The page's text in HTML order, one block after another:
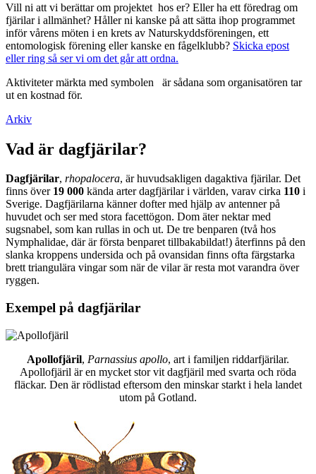
Vill ni att vi berättar om projektet hos er? Eller ha ett föredrag om
fjärilar i allmänhet? Håller ni kanske på att sätta ihop programmet
inför vårens möten i en krets av Naturskyddsföreningen, ett
entomologisk förening eller kanske en fågelklubb? Skicka epost
eller ring så ser vi om det går att ordna.
Aktiviteter märkta med symbolen
är sådana som organisatören tar
ut en kostnad för.
Arkiv
Vad är dagfjärilar?
Dagfjärilar, rhopalocera, är huvudsakligen dagaktiva fjärilar. Det
finns över 19 000 kända arter dagfjärilar i världen, varav cirka 110 i
Sverige. Dagfjärilarna känner dofter med hjälp av antenner på
huvudet och ser med stora facettögon. Dom äter nektar med
sugsnabel, som kan rullas in och ut. De tre benparen (två hos
Nymphalidae, där är första benparet tillbakabildat!) återfinns på den
slanka kroppens undersida och på ovansidan finns ofta färgstarka
brett triangulära vingar som när de vilar är resta mot varandra över
ryggen.
Exempel på dagfjärilar
Apollofjäril, Parnassius apollo, art i familjen riddarfjärilar.
Apollofjäril är en mycket stor vit dagfjäril med svarta och röda
fläckar. Den är rödlistad eftersom den minskar starkt i hela landet
utom på Gotland.